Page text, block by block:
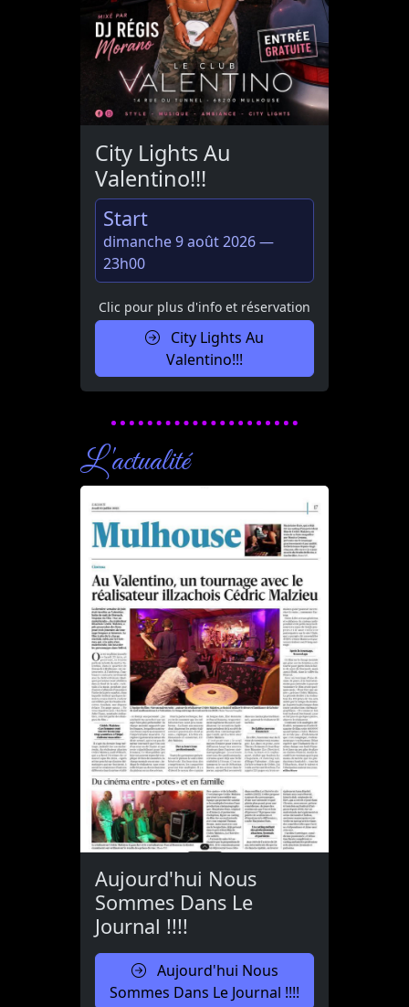
City Lights Au
Valentino!!!
Start
dimanche 9 août 2026 —
23h00
Clic pour plus d'info et réservation
City Lights Au
Valentino!!!
L'actualité
Aujourd'hui Nous
Sommes Dans Le
Journal !!!!
Aujourd'hui Nous
Sommes Dans Le Journal !!!!